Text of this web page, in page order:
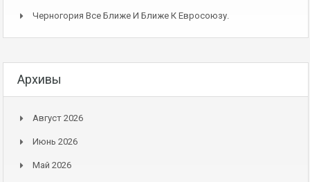
Черногория Все Ближе И Ближе К Евросоюзу.
Архивы
Август 2026
Июнь 2026
Май 2026